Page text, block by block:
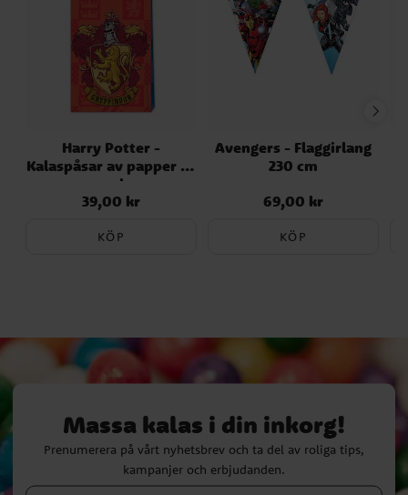
Harry Potter -
Kalaspåsar av papper 4-
pack
Pris:39,00 kr
39,00 kr
KÖP
Avengers - Flaggirlang
230 cm
Pris:69,00 kr
69,00 kr
KÖP
Massa kalas i din inkorg!
Prenumerera på vårt nyhetsbrev och ta del av roliga tips,
kampanjer och erbjudanden.